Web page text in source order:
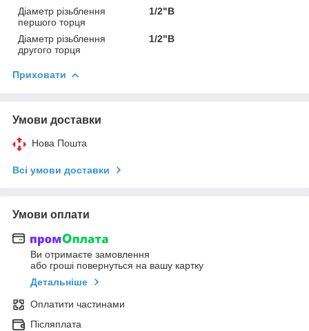
Діаметр різьблення
першого торця
1/2"В
Діаметр різьблення
другого торця
1/2"В
Приховати
Умови доставки
Нова Пошта
Всі умови доставки
Умови оплати
Ви отримаєте замовлення
або гроші повернуться на вашу картку
Детальніше
Оплатити частинами
Післяплата